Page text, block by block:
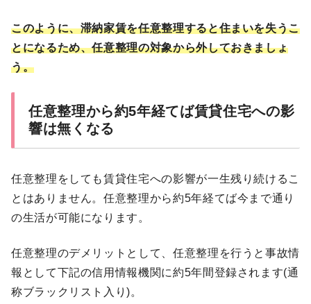
このように、滞納家賃を任意整理すると住まいを失うこ
とになるため、任意整理の対象から外しておきましょ
う。
任意整理から約5年経てば賃貸住宅への影
響は無くなる
任意整理をしても賃貸住宅への影響が一生残り続けるこ
とはありません。任意整理から約5年経てば今まで通り
の生活が可能になります。
任意整理のデメリットとして、任意整理を行うと事故情
報として下記の信用情報機関に約5年間登録されます(通
称ブラックリスト入り)。